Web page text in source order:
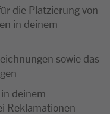
die Platzierung von
in deinem
sowie das
deinem
Reklamationen